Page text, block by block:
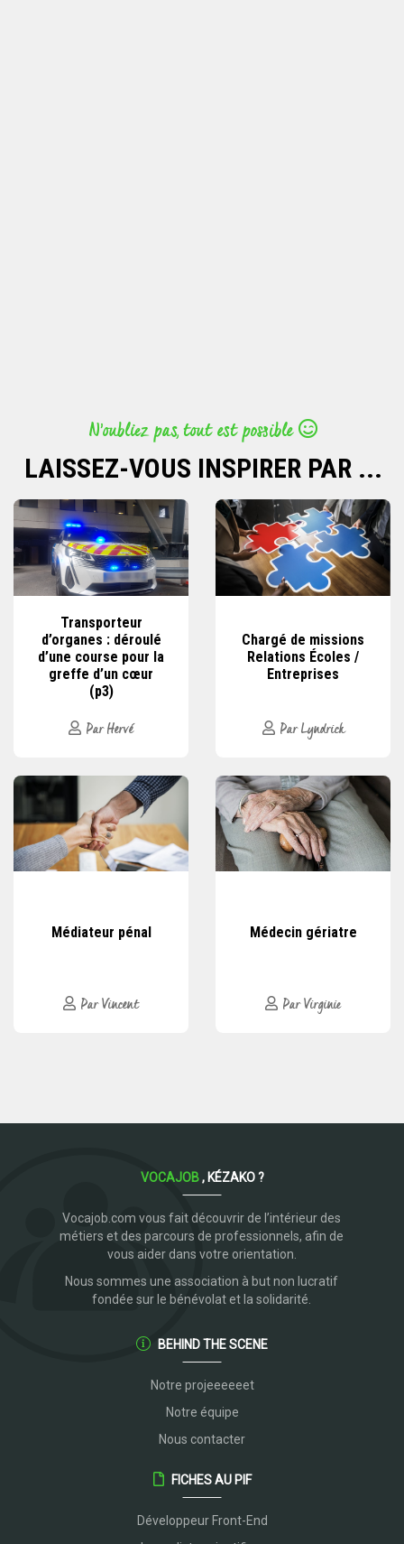
N’oubliez pas, tout est possible
LAISSEZ-VOUS INSPIRER PAR ...
Transporteur
d’organes : déroulé
d’une course pour la
greffe d’un cœur
(p3)
Par Hervé
Chargé de missions
Relations Écoles /
Entreprises
Par Lyndrick
Médiateur pénal
Par Vincent
Médecin gériatre
Par Virginie
VOCAJOB, KÉZAKO ?
Vocajob.com vous fait découvrir de l’intérieur des
métiers et des parcours de professionnels, afin de
vous aider dans votre orientation.
Nous sommes une association à but non lucratif
fondée sur le bénévolat et la solidarité.
BEHIND THE SCENE
Notre projeeeeeet
Notre équipe
Nous contacter
FICHES AU PIF
Développeur Front-End